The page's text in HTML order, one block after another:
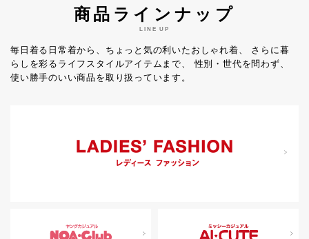
商品ラインナップ
LINE UP
毎日着る日常着から、ちょっと気の利いたおしゃれ着、
さらに暮
らしを彩るライフスタイルアイテムまで、
性別・世代を問わず、
使い勝手のいい商品を取り扱っています。